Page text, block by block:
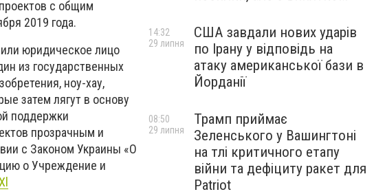
с общим
2019 года.
или юридическое лицо
из государственных
ноу-хау,
затем лягут в основу
поддержки
прозрачным и
с Законом Украины «О
о Учреждение и
США завдали нових ударів
по Ірану у відповідь на
атаку американської бази в
Йорданії
14:32
29 липня
Трамп приймає
Зеленського у Вашингтоні
на тлі критичного етапу
війни та дефіциту ракет для
Patriot
08:50
29 липня